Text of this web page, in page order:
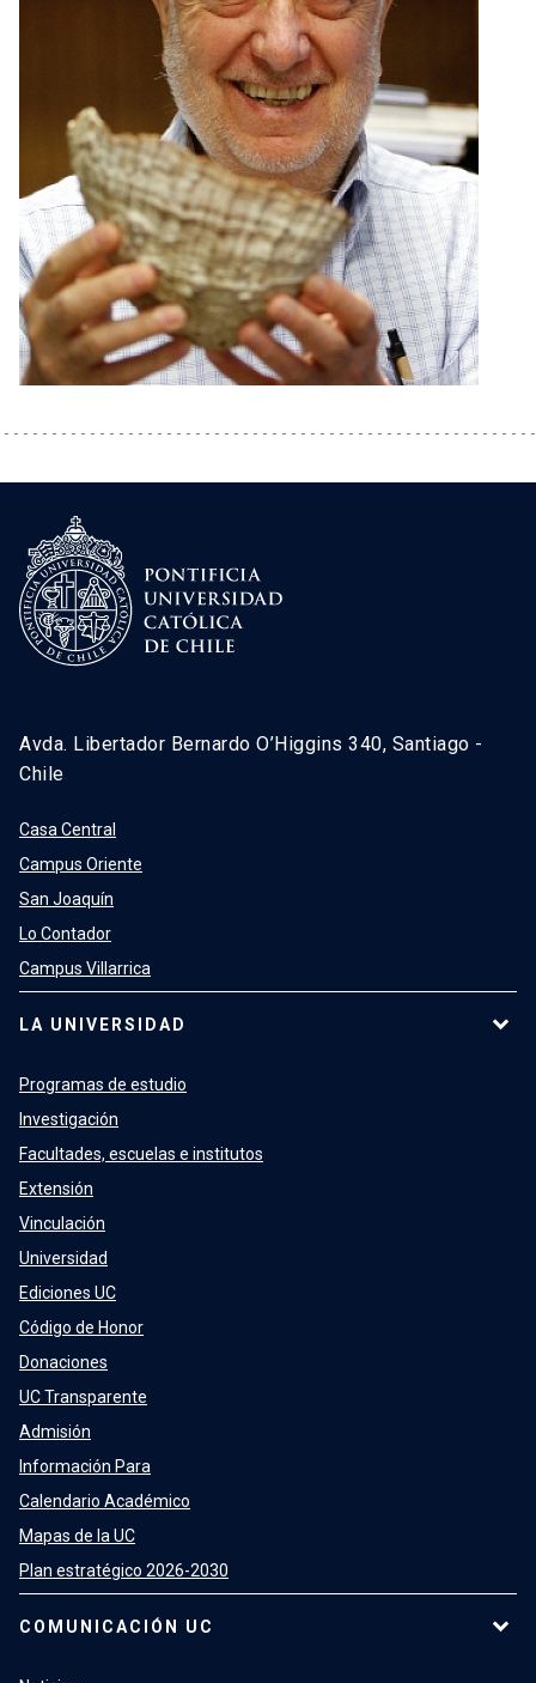
Avda. Libertador Bernardo O’Higgins 340, Santiago -
Chile
Casa Central
Campus Oriente
San Joaquín
Lo Contador
Campus Villarrica
LA UNIVERSIDAD
Programas de estudio
Investigación
Facultades, escuelas e institutos
Extensión
Vinculación
Universidad
Ediciones UC
Código de Honor
Donaciones
UC Transparente
Admisión
Información Para
Calendario Académico
Mapas de la UC
Plan estratégico 2026-2030
COMUNICACIÓN UC